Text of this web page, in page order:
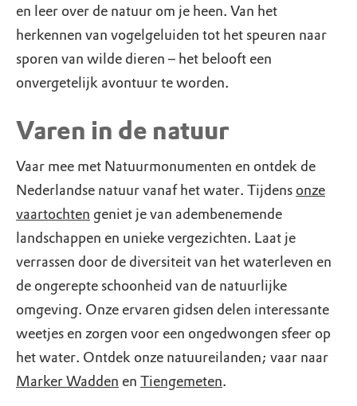
en leer over de natuur om je heen. Van het
herkennen van vogelgeluiden tot het speuren naar
sporen van wilde dieren – het belooft een
onvergetelijk avontuur te worden.
Varen in de natuur
Vaar mee met Natuurmonumenten en ontdek de
Nederlandse natuur vanaf het water. Tijdens onze
vaartochten geniet je van adembenemende
landschappen en unieke vergezichten. Laat je
verrassen door de diversiteit van het waterleven en
de ongerepte schoonheid van de natuurlijke
omgeving. Onze ervaren gidsen delen interessante
weetjes en zorgen voor een ongedwongen sfeer op
het water. Ontdek onze natuureilanden; vaar naar
Marker Wadden en Tiengemeten.